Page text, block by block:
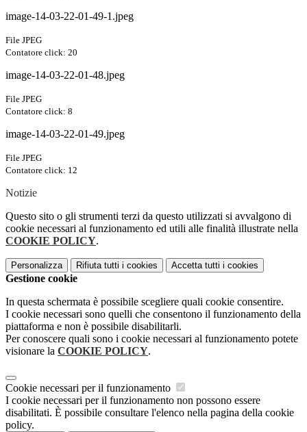
image-14-03-22-01-49-1.jpeg
File JPEG
Contatore click: 20
image-14-03-22-01-48.jpeg
File JPEG
Contatore click: 8
image-14-03-22-01-49.jpeg
File JPEG
Contatore click: 12
Notizie
Questo sito o gli strumenti terzi da questo utilizzati si avvalgono di
cookie necessari al funzionamento ed utili alle finalità illustrate nella
COOKIE POLICY.
Personalizza Rifiuta tutti i cookies Accetta tutti i cookies
Gestione cookie
In questa schermata è possibile scegliere quali cookie consentire.
I cookie necessari sono quelli che consentono il funzionamento della
piattaforma e non è possibile disabilitarli.
Per conoscere quali sono i cookie necessari al funzionamento potete
visionare la COOKIE POLICY.
Cookie necessari per il funzionamento
I cookie necessari per il funzionamento non possono essere
disabilitati. È possibile consultare l'elenco nella pagina della cookie
policy.